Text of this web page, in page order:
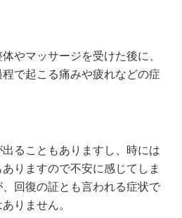
やマッサージを受けた後に、
で起こる痛みや疲れなどの症
ることもありますし、時には
りますので不安に感じてしま
回復の証とも言われる症状で
りません。